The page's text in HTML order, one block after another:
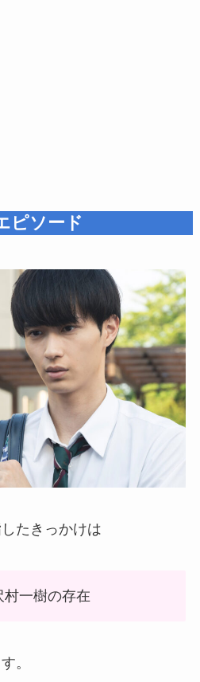
ピソード
たきっかけは
一樹の存在
。